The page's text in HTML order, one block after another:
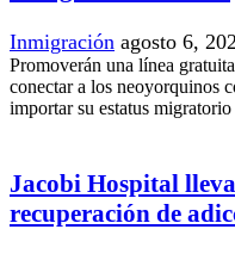
Inmigración agosto 6,
Promoverán una línea
conectar a los neoyorquinos
importar su estatus migratorio
Jacobi Hospital
recuperación de